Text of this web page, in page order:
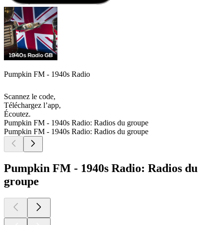
Pumpkin FM - 1940s Radio
Scannez le code,
Téléchargez l’app,
Écoutez.
Pumpkin FM - 1940s Radio: Radios du groupe
Pumpkin FM - 1940s Radio: Radios du groupe
Pumpkin FM - 1940s Radio: Radios du
groupe